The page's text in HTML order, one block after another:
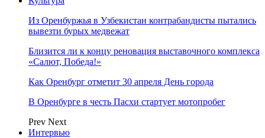
Из Оренбуржья в Узбекистан контрабандисты пытались
вывезти бурых медвежат
Близится ли к концу реновация выставочного комплекса
«Салют, Победа!»
Как Оренбург отметит 30 апреля День города
В Оренбурге в честь Пасхи стартует мотопробег
Prev Next
Интервью